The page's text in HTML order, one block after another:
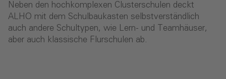
Neben den hochkomplexen Clusterschulen deckt
ALHO mit dem Schulbaukasten selbstverständlich
auch andere Schultypen, wie Lern- und Teamhäuser,
aber auch klassische Flurschulen ab.